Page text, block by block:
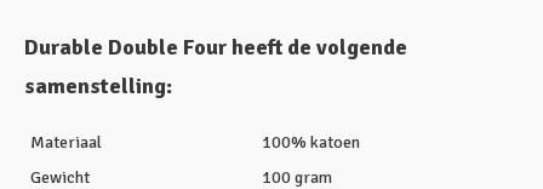
Durable Double Four heeft de volgende
samenstelling:
Materiaal
100% katoen
Gewicht
100 gram